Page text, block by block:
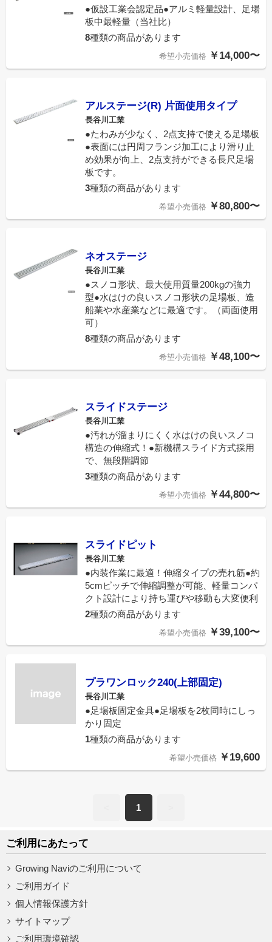
●仮設工業会認定品●アルミ軽量設計、足場
板中最軽量（当社比）
8種類の商品があります
希望小売価格 ￥14,000〜
アルステージ(R) 片面使用タイプ
長谷川工業
●たわみが少なく、2点支持で使える足場板
●表面には円周フランジ加工により滑り止
め効果が向上、2点支持ができる長尺足場
板です。
3種類の商品があります
希望小売価格 ￥80,800〜
ネオステージ
長谷川工業
●スノコ形状、最大使用質量200kgの強力
型●水はけの良いスノコ形状の足場板、造
船業や水産業などに最適です。（両面使用
可）
8種類の商品があります
希望小売価格 ￥48,100〜
スライドステージ
長谷川工業
●汚れが溜まりにくく水はけの良いスノコ
構造の伸縮式！●新機構スライド方式採用
で、無段階調節
3種類の商品があります
希望小売価格 ￥44,800〜
スライドピット
長谷川工業
●内装作業に最適！伸縮タイプの売れ筋●約
5cmピッチで伸縮調整が可能、軽量コンパ
クト設計により持ち運びや移動も大変便利
2種類の商品があります
希望小売価格 ￥39,100〜
プラワンロック240(上部固定)
長谷川工業
●足場板固定金具●足場板を2枚同時にしっ
かり固定
1種類の商品があります
希望小売価格 ￥19,600
1
ご利用にあたって
Growing Naviのご利用について
ご利用ガイド
個人情報保護方針
サイトマップ
ご利用環境確認